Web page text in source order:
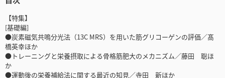
【特集】
[基礎編]
●炭素磁気共鳴分光法（13C MRS）を用いた筋グリコーゲンの評価／髙
橋英幸ほか
●トレーニングと栄養摂取による骨格筋肥大のメカニズム／藤田 聡ほ
か
●運動後の栄養補給法に関する最近の知見／寺田 新ほか